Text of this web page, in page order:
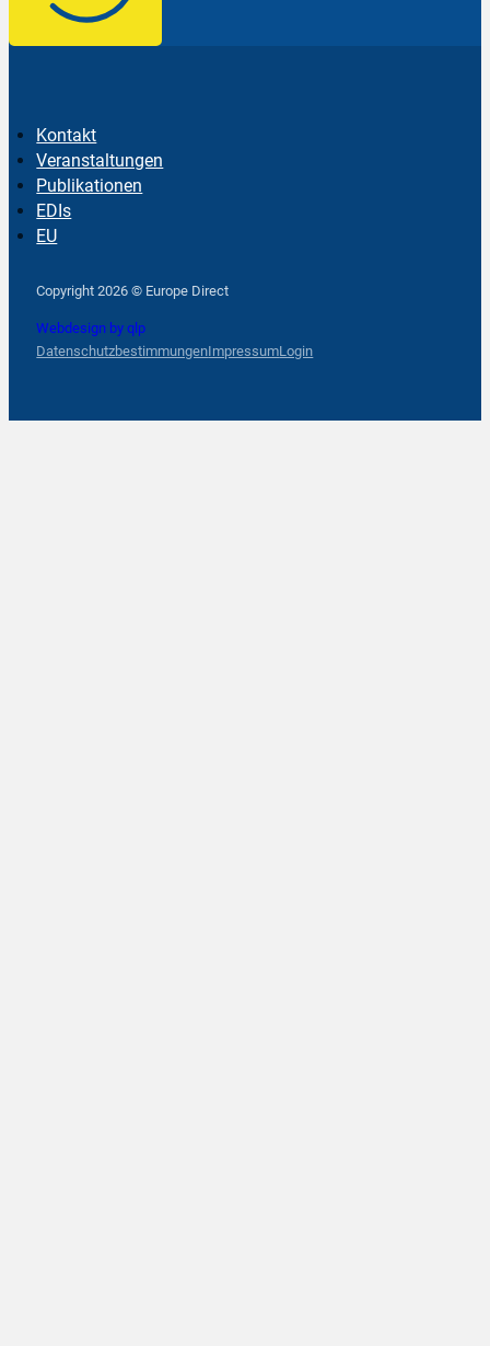
Kontakt
Veranstaltungen
Publikationen
EDIs
EU
Copyright 2026 © Europe Direct
Webdesign by qlp
DatenschutzbestimmungenImpressumLogin